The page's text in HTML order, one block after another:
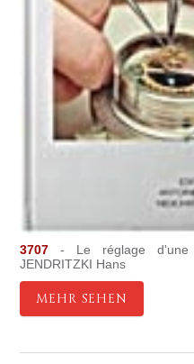
3707 - Le réglage d'une
JENDRITZKI Hans
MEHR SEHEN